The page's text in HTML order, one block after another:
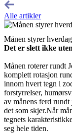
Alle artikler
Månen styrer
Det er slett ikke
Månen roterer rundt
komplett rotasjon
innom hvert tegn i
forstyrrelser,
av månens ferd rundt
det som skjer.Når
tegnets
seg hele tiden.